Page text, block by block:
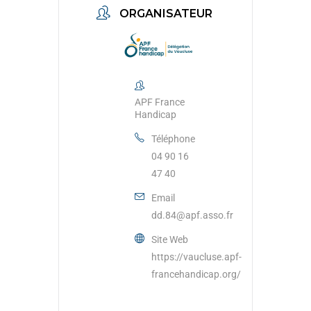
ORGANISATEUR
APF France
Handicap
Téléphone
04 90 16
47 40
Email
dd.84@apf.asso.fr
Site Web
https://vaucluse.apf-
francehandicap.org/